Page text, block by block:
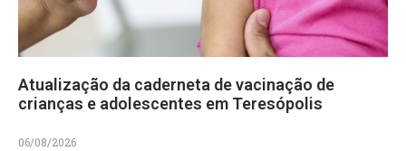
Atualização da caderneta de vacinação de
crianças e adolescentes em Teresópolis
06/08/2026